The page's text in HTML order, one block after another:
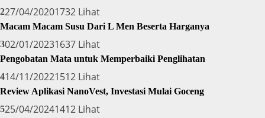
227/04/20201732 Lihat
Macam Macam Susu Dari L Men Beserta Harganya
302/01/20231637 Lihat
Pengobatan Mata untuk Memperbaiki Penglihatan
414/11/20221512 Lihat
Review Aplikasi NanoVest, Investasi Mulai Goceng
525/04/20241412 Lihat